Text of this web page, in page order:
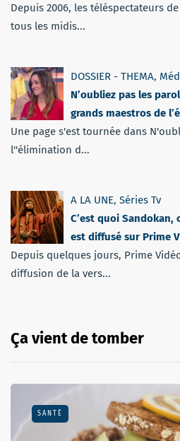
Depuis 2006, les téléspectateurs
tous les midis...
DOSSIER - THEMA,
N’oubliez pas les
grands maestros de
Une page s'est tournée dans
l''élimination d...
A LA UNE, Séries Tv
C’est quoi
est diffusé sur Prime
Depuis quelques jours, Prime
diffusion de la vers...
Ça vient de tomber
SANTÉ